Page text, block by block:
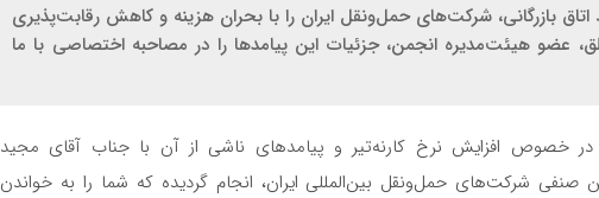
بازرگانی، شرکت‌های حمل‌ونقل ایران را با بحران هزینه و کاهش رقابت‌پذیری
عضو هیئت‌مدیره انجمن، جزئیات این پیامدها را در مصاحبه اختصاصی با ما
خصوص افزایش نرخ کارنه‌تیر و پیامدهای ناشی از آن با جناب آقای مجید
شرکت‌های حمل‌ونقل بین‌المللی ایران، انجام گردیده که شما را به خواندن